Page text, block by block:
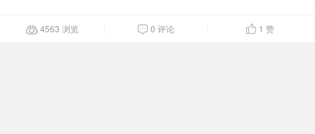
4563 浏览  0 评论  1 赞